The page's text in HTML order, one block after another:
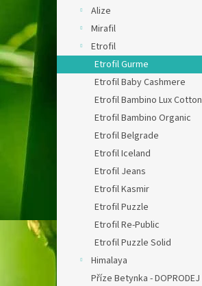
Alize
Mirafil
Etrofil
Etrofil Gurme
Etrofil Baby Cashmere
Etrofil Bambino Lux Cotton
Etrofil Bambino Organic
Etrofil Belgrade
Etrofil Iceland
Etrofil Jeans
Etrofil Kasmir
Etrofil Puzzle
Etrofil Re-Public
Etrofil Puzzle Solid
Himalaya
Příze Betynka - DOPRODEJ